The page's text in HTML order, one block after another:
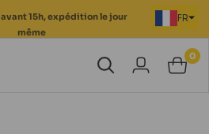
en point relais dès 149€
d’achat
FR
0